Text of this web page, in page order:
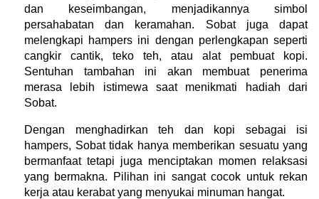
dan keseimbangan, menjadikannya simbol
persahabatan dan keramahan. Sobat juga dapat
melengkapi hampers ini dengan perlengkapan seperti
cangkir cantik, teko teh, atau alat pembuat kopi.
Sentuhan tambahan ini akan membuat penerima
merasa lebih istimewa saat menikmati hadiah dari
Sobat.
Dengan menghadirkan teh dan kopi sebagai isi
hampers, Sobat tidak hanya memberikan sesuatu yang
bermanfaat tetapi juga menciptakan momen relaksasi
yang bermakna. Pilihan ini sangat cocok untuk rekan
kerja atau kerabat yang menyukai minuman hangat.